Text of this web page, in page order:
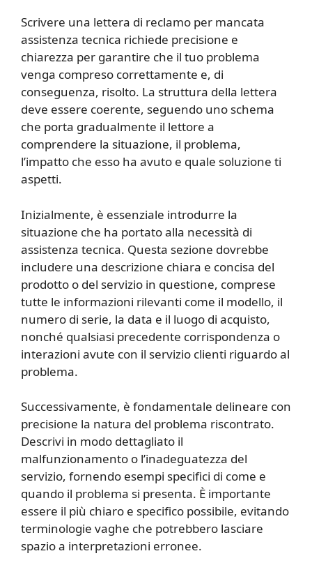
Scrivere una lettera di reclamo per mancata
assistenza tecnica richiede precisione e
chiarezza per garantire che il tuo problema
venga compreso correttamente e, di
conseguenza, risolto. La struttura della lettera
deve essere coerente, seguendo uno schema
che porta gradualmente il lettore a
comprendere la situazione, il problema,
l’impatto che esso ha avuto e quale soluzione ti
aspetti.
Inizialmente, è essenziale introdurre la
situazione che ha portato alla necessità di
assistenza tecnica. Questa sezione dovrebbe
includere una descrizione chiara e concisa del
prodotto o del servizio in questione, comprese
tutte le informazioni rilevanti come il modello, il
numero di serie, la data e il luogo di acquisto,
nonché qualsiasi precedente corrispondenza o
interazioni avute con il servizio clienti riguardo al
problema.
Successivamente, è fondamentale delineare con
precisione la natura del problema riscontrato.
Descrivi in modo dettagliato il
malfunzionamento o l’inadeguatezza del
servizio, fornendo esempi specifici di come e
quando il problema si presenta. È importante
essere il più chiaro e specifico possibile, evitando
terminologie vaghe che potrebbero lasciare
spazio a interpretazioni erronee.